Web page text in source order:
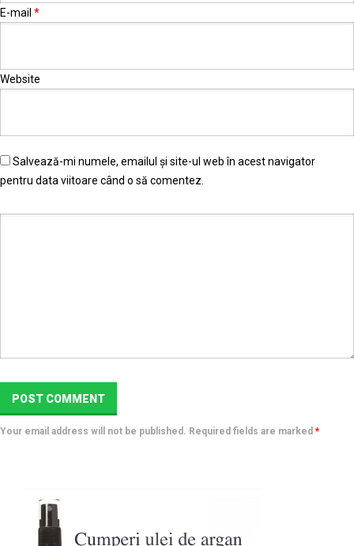
E-mail *
Website
Salvează-mi numele, emailul și site-ul web în acest navigator
pentru data viitoare când o să comentez.
Your email address will not be published. Required fields are marked *